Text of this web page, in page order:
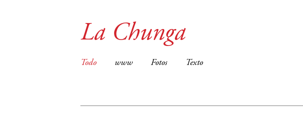
La Chunga
Todo www Fotos Texto